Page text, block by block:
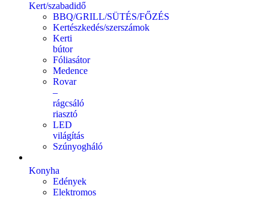
Kert/szabadidő
BBQ/GRILL/SÜTÉS/FŐZÉS
Kertészkedés/szerszámok
Kerti
bútor
Fóliasátor
Medence
Rovar
–
rágcsáló
riasztó
LED
világítás
Szúnyogháló
Konyha
Edények
Elektromos